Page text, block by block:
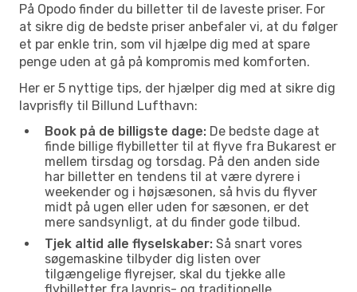
På Opodo finder du billetter til de laveste priser. For
at sikre dig de bedste priser anbefaler vi, at du følger
et par enkle trin, som vil hjælpe dig med at spare
penge uden at gå på kompromis med komforten.
Her er 5 nyttige tips, der hjælper dig med at sikre dig
lavprisfly til Billund Lufthavn:
Book på de billigste dage: De bedste dage at
finde billige flybilletter til at flyve fra Bukarest er
mellem tirsdag og torsdag. På den anden side
har billetter en tendens til at være dyrere i
weekender og i højsæsonen, så hvis du flyver
midt på ugen eller uden for sæsonen, er det
mere sandsynligt, at du finder gode tilbud.
Tjek altid alle flyselskaber: Så snart vores
søgemaskine tilbyder dig listen over
tilgængelige flyrejser, skal du tjekke alle